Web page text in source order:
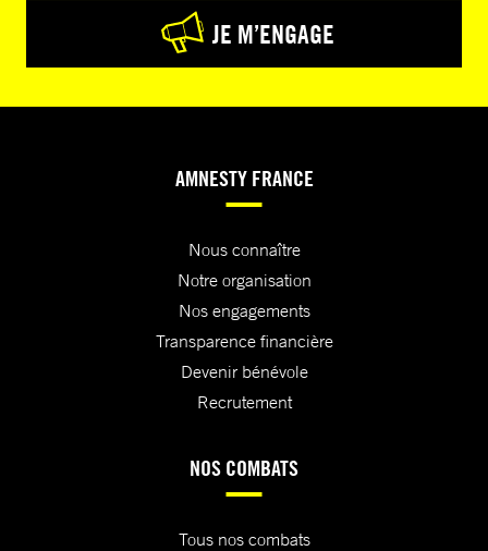
JE M’ENGAGE
AMNESTY FRANCE
Nous connaître
Notre organisation
Nos engagements
Transparence financière
Devenir bénévole
Recrutement
NOS COMBATS
Tous nos combats